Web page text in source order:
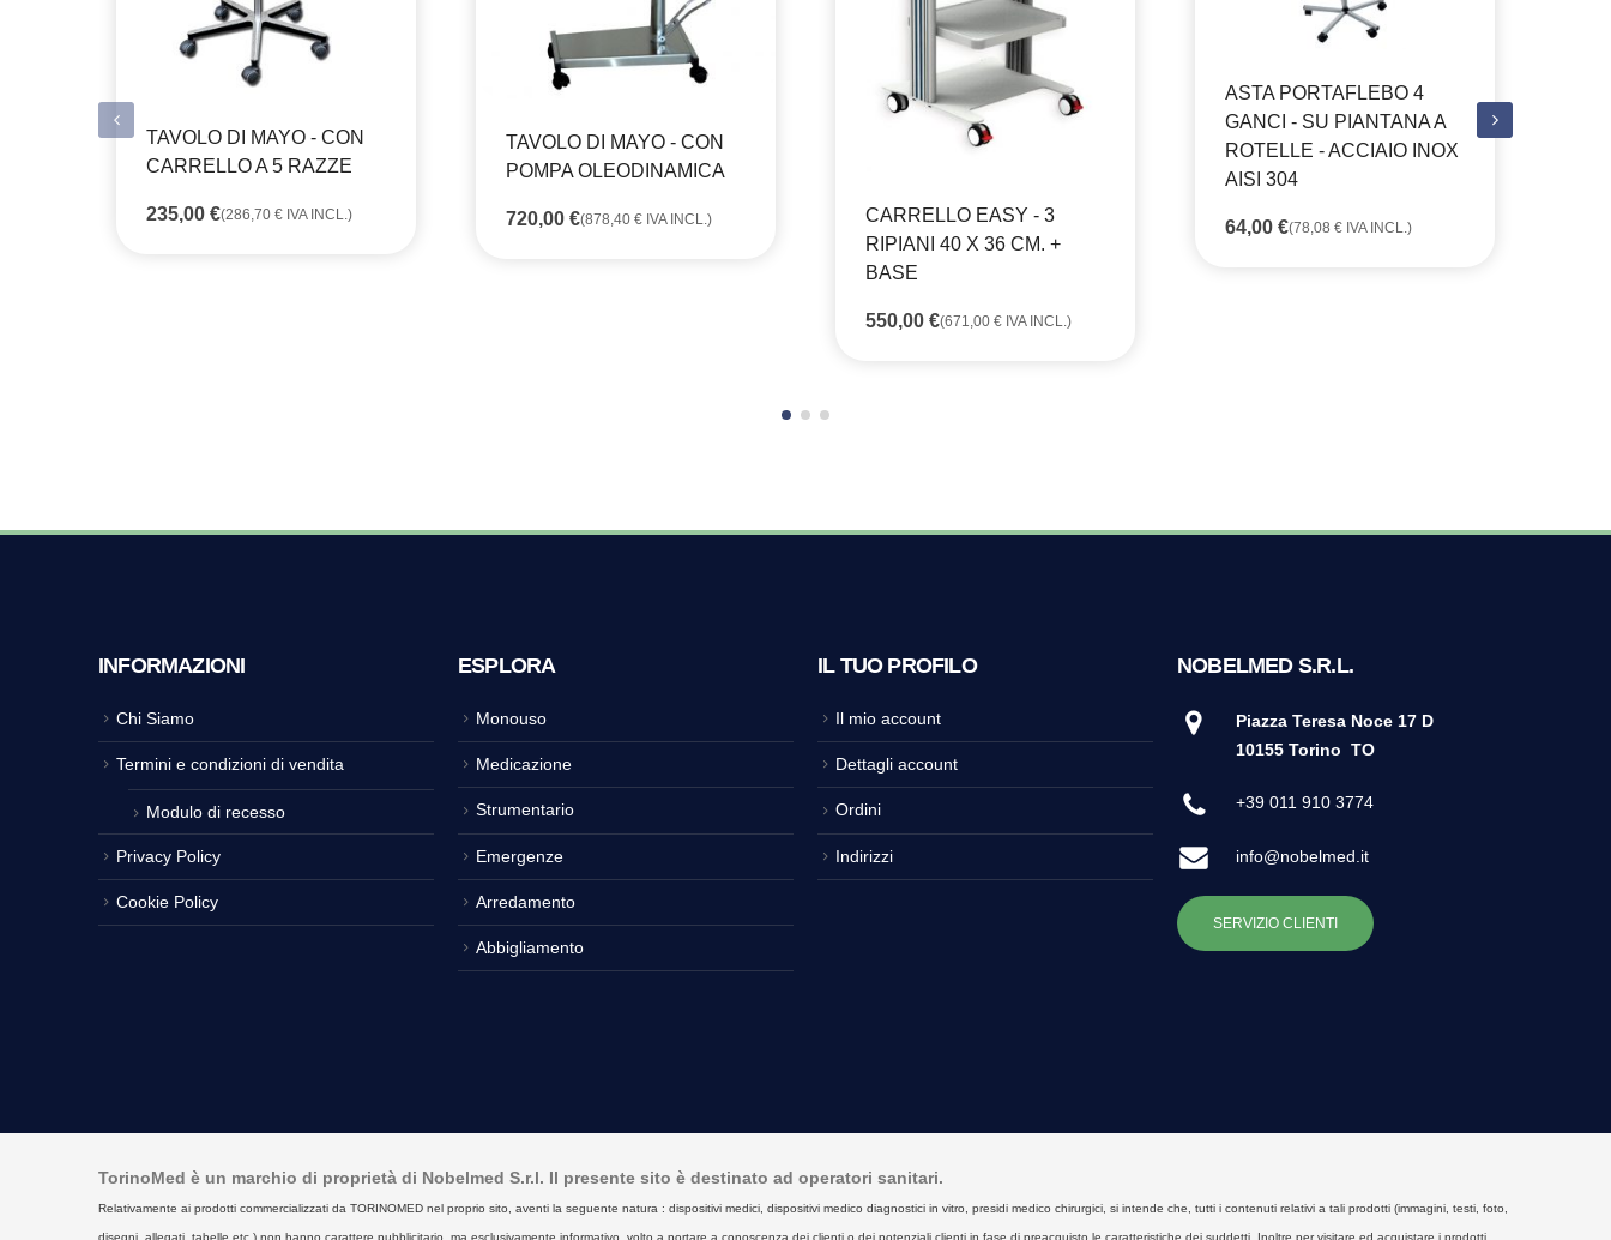
TAVOLO DI MAYO - CON
CARRELLO A 5 RAZZE
235,00 €(286,70 € IVA INCL.)
TAVOLO DI MAYO - CON
POMPA OLEODINAMICA
720,00 €(878,40 € IVA INCL.)
CARRELLO EASY - 3
RIPIANI 40 X 36 CM. +
BASE
550,00 €(671,00 € IVA INCL.)
ASTA PORTAFLEBO 4
GANCI - SU PIANTANA A
ROTELLE - ACCIAIO INOX
AISI 304
64,00 €(78,08 € IVA INCL.)
INFORMAZIONI
Chi Siamo
Termini e condizioni di vendita
Modulo di recesso
Privacy Policy
Cookie Policy
ESPLORA
Monouso
Medicazione
Strumentario
Emergenze
Arredamento
Abbigliamento
IL TUO PROFILO
Il mio account
Dettagli account
Ordini
Indirizzi
NOBELMED S.R.L.
Piazza Teresa Noce 17 D
10155 Torino TO
+39 011 910 3774
info@nobelmed.it
SERVIZIO CLIENTI
TorinoMed è un marchio di proprietà di Nobelmed S.r.l. Il presente sito è destinato ad operatori sanitari.
Relativamente ai prodotti commercializzati da TORINOMED nel proprio sito, aventi la seguente natura : dispositivi medici, dispositivi medico diagnostici in vitro, presidi medico chirurgici, si intende che, tutti i contenuti relativi a tali prodotti (immagini, testi, foto,
disegni, allegati, tabelle etc.) non hanno carattere pubblicitario, ma esclusivamente informativo, volto a portare a conoscenza dei clienti o dei potenziali clienti in fase di preacquisto le caratteristiche dei suddetti. Inoltre per visitare ed acquistare i prodotti